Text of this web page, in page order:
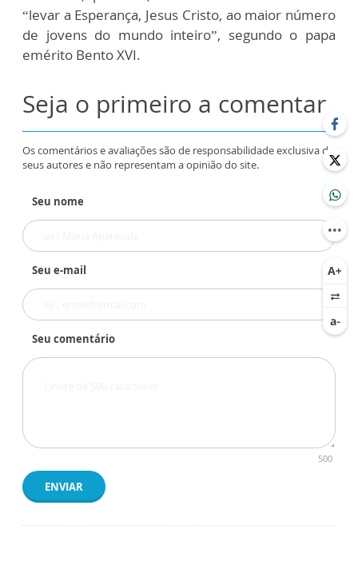
“levar a Esperança, Jesus Cristo, ao maior número
de jovens do mundo inteiro”, segundo o papa
emérito Bento XVI.
Seja o primeiro a comentar
Os comentários e avaliações são de responsabilidade exclusiva de
seus autores e não representam a opinião do site.
Seu nome
Seu e-mail
Seu comentário
500
ENVIAR